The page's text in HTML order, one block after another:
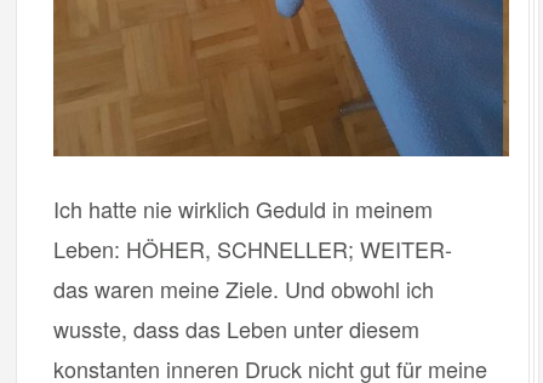
Ich hatte nie wirklich Geduld in meinem
Leben: HÖHER, SCHNELLER; WEITER-
das waren meine Ziele. Und obwohl ich
wusste, dass das Leben unter diesem
konstanten inneren Druck nicht gut für meine